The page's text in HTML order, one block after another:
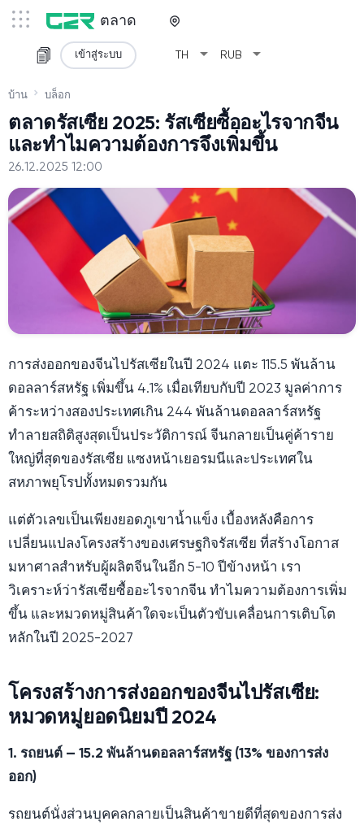
ตลาด
TH arrow_drop_down RUB arrow_drop_down
เข้าสู่ระบบ
บ้าน บล็อก
ตลาดรัสเซีย 2025: รัสเซียซื้ออะไรจากจีน
และทำไมความต้องการจึงเพิ่มขึ้น
26.12.2025 12:00
การส่งออกของจีนไปรัสเซียในปี 2024 แตะ 115.5 พันล้าน
ดอลลาร์สหรัฐ เพิ่มขึ้น 4.1% เมื่อเทียบกับปี 2023 มูลค่าการ
ค้าระหว่างสองประเทศเกิน 244 พันล้านดอลลาร์สหรัฐ
ทำลายสถิติสูงสุดเป็นประวัติการณ์ จีนกลายเป็นคู่ค้าราย
ใหญ่ที่สุดของรัสเซีย แซงหน้าเยอรมนีและประเทศใน
สหภาพยุโรปทั้งหมดรวมกัน
แต่ตัวเลขเป็นเพียงยอดภูเขาน้ำแข็ง เบื้องหลังคือการ
เปลี่ยนแปลงโครงสร้างของเศรษฐกิจรัสเซีย ที่สร้างโอกาส
มหาศาลสำหรับผู้ผลิตจีนในอีก 5-10 ปีข้างหน้า เรา
วิเคราะห์ว่ารัสเซียซื้ออะไรจากจีน ทำไมความต้องการเพิ่ม
ขึ้น และหมวดหมู่สินค้าใดจะเป็นตัวขับเคลื่อนการเติบโต
หลักในปี 2025-2027
โครงสร้างการส่งออกของจีนไปรัสเซีย:
หมวดหมู่ยอดนิยมปี 2024
1. รถยนต์ — 15.2 พันล้านดอลลาร์สหรัฐ (13% ของการส่ง
ออก)
รถยนต์นั่งส่วนบุคคลกลายเป็นสินค้าขายดีที่สุดของการส่ง